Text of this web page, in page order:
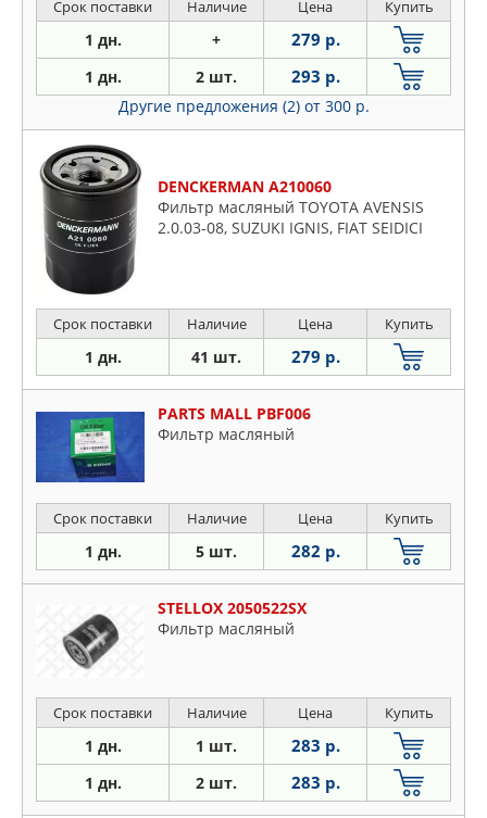
Срок поставки Наличие Цена Купить
1 дн. + 279 р.
1 дн. 2 шт. 293 р.
Другие предложения (2) от 300 р.
DENCKERMAN A210060
Фильтр масляный TOYOTA AVENSIS
2.0.03-08, SUZUKI IGNIS, FIAT SEIDICI
Срок поставки Наличие Цена Купить
1 дн. 41 шт. 279 р.
PARTS MALL PBF006
Фильтр масляный
Срок поставки Наличие Цена Купить
1 дн. 5 шт. 282 р.
STELLOX 2050522SX
Фильтр масляный
Срок поставки Наличие Цена Купить
1 дн. 1 шт. 283 р.
1 дн. 2 шт. 283 р.